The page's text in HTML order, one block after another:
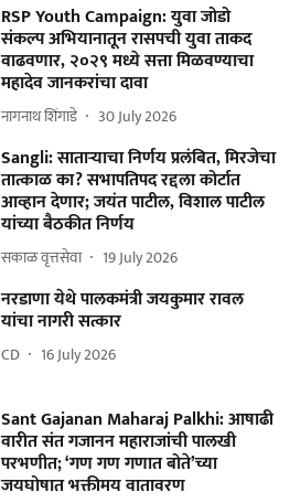
RSP Youth Campaign: युवा जोडो
संकल्प अभियानातून रासपची युवा ताकद
वाढवणार, २०२९ मध्ये सत्ता मिळवण्याचा
महादेव जानकरांचा दावा
नागनाथ शिंगाडे 30 July 2026
Sangli: साताऱ्याचा निर्णय प्रलंबित, मिरजेचा
तात्काळ का? सभापतिपद रद्दला कोर्टात
आव्हान देणार; जयंत पाटील, विशाल पाटील
यांच्या बैठकीत निर्णय
सकाळ वृत्तसेवा 19 July 2026
नरडाणा येथे पालकमंत्री जयकुमार रावल
यांचा नागरी सत्कार
CD 16 July 2026
Sant Gajanan Maharaj Palkhi: आषाढी
वारीत संत गजानन महाराजांची पालखी
परभणीत; ‘गण गण गणात बोते’च्या
जयघोषात भक्तीमय वातावरण